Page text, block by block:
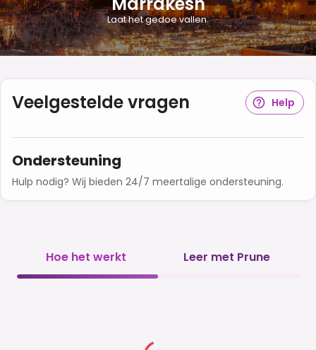
Laat het gedoe vallen.
Veelgestelde vragen Help
Ondersteuning
Hulp nodig? Wij bieden 24/7 meertalige ondersteuning.
Hoe het werkt Leer met Prune